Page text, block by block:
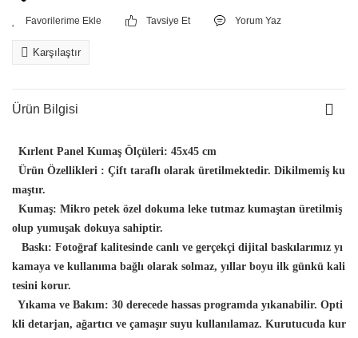
Tavsiye Et Yorum Yaz
Karşılaştır
Ürün Bilgisi
Kırlent Panel Kumaş Ölçüleri: 45x45 cm
Ürün Özellikleri : Çift taraflı olarak üretilmektedir. Dikilmemiş ku
maştır.
Kumaş: Mikro petek özel dokuma leke tutmaz kumaştan üretilmiş
olup yumuşak dokuya sahiptir.
Baskı: Fotoğraf kalitesinde canlı ve gerçekçi dijital baskılarımız yı
kamaya ve kullanıma bağlı olarak solmaz, yıllar boyu ilk günkü kali
tesini korur.
Yıkama ve Bakım: 30 derecede hassas programda yıkanabilir. Opti
kli detarjan, ağartıcı ve çamaşır suyu kullanılamaz. Kurutucuda kur